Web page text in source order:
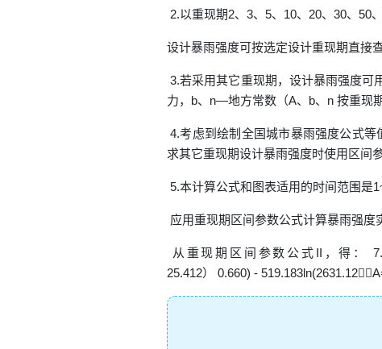
2.以重现期2、3、5、10、20、30、50
设计暴雨强度可按选定设计重现期直接
3.若采用其它重现期，设计暴雨强度
力，b、n—地方常数（A、b、n 按重现
4.考虑到绘制全国城市暴雨强度公式
求其它重现期设计暴雨强度时使用区间
5.本计算公式和图表适用的时间范围是
应用重现期区间参数公式计算暴雨强度
从重现期区间参数公式II，得：
25.412） 0.660) -